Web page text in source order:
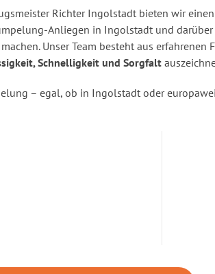
Richter Ingolstadt bieten wir
Anliegen in Ingolstadt und darüber
machen. Unser Team besteht aus erfahrenen
Schnelligkeit und Sorgfalt
– egal, ob in Ingolstadt oder